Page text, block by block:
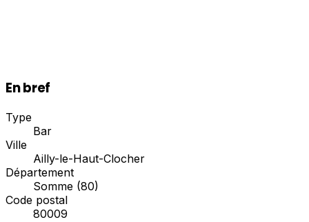
En bref
Type
Bar
Ville
Ailly-le-Haut-Clocher
Département
Somme (80)
Code postal
80009